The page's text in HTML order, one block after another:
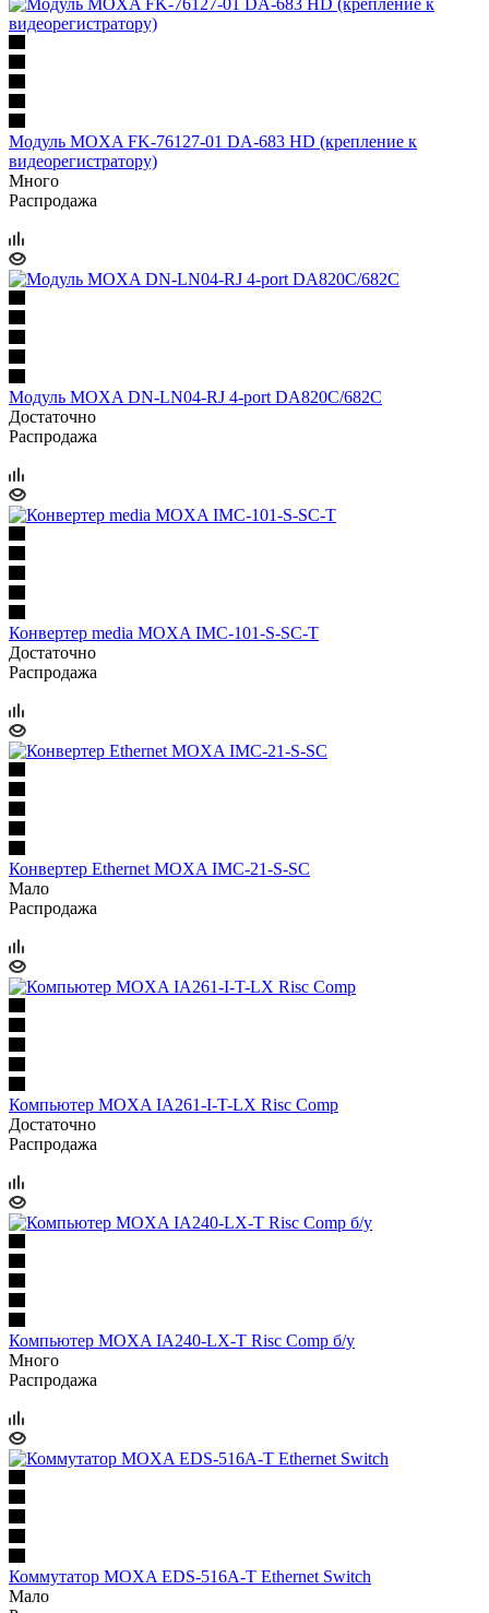
Модуль MOXA FK-76127-01 DA-683 HD (крепление к
видеорегистратору)
Много
Распродажа
Модуль MOXA DN-LN04-RJ 4-port DA820C/682C
Достаточно
Распродажа
Конвертер media MOXA IMC-101-S-SC-T
Достаточно
Распродажа
Конвертер Ethernet MOXA IMC-21-S-SC
Мало
Распродажа
Компьютер MOXA IA261-I-T-LX Risc Comp
Достаточно
Распродажа
Компьютер MOXA IA240-LX-T Risc Comp б/у
Много
Распродажа
Коммутатор MOXA EDS-516A-T Ethernet Switch
Мало